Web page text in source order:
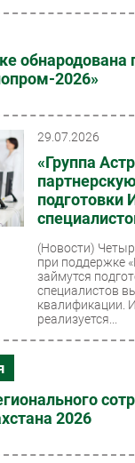
обнародована
2026»
29.07.2026
«Группа
подготовки
(Новости)
при поддержке
займутся
специалистов
квалификации.
реализуется...
2026